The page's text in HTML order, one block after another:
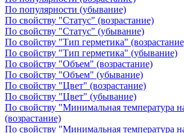
По популярности (убывание)
По свойству "Статус" (возрастание)
По свойству "Статус" (убывание)
По свойству "Тип герметика"
По свойству "Тип герметика" (убывание)
По свойству "Объем" (возрастание)
По свойству "Объем" (убывание)
По свойству "Цвет" (возрастание)
По свойству "Цвет" (убывание)
По свойству "Минимальная температура
(возрастание)
По свойству "Минимальная температура